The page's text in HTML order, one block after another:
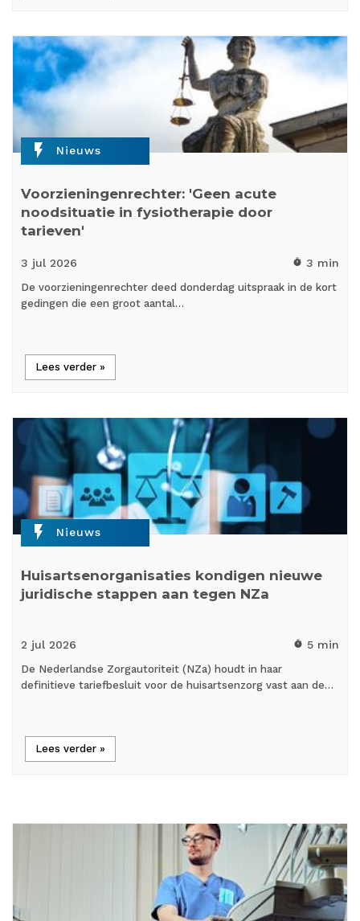
flash_on Nieuws
Voorzieningenrechter: 'Geen acute
noodsituatie in fysiotherapie door
tarieven'
3 jul 2026 timer 3 min
De voorzieningenrechter deed donderdag uitspraak in de kort
gedingen die een groot aantal…
Lees verder »
flash_on Nieuws
Huisartsenorganisaties kondigen nieuwe
juridische stappen aan tegen NZa
2 jul 2026 timer 5 min
De Nederlandse Zorgautoriteit (NZa) houdt in haar
definitieve tariefbesluit voor de huisartsenzorg vast aan de…
Lees verder »